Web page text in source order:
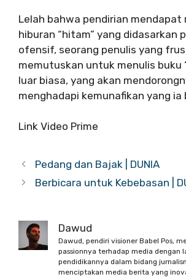
Lelah bahwa pendirian
hiburan “hitam” yang didasarkan
ofensif, seorang penulis yang
memutuskan untuk menulis buku
luar biasa, yang akan
menghadapi kemunafikan yang ia
Link Video Prime
Pedang dan Bajak | DUNIA
Berbicara untuk Kebebasan |
Dawud
Dawud, pendiri visioner Babel Pos,
passionnya terhadap media dengan
pendidikannya dalam bidang
menciptakan media berita yang